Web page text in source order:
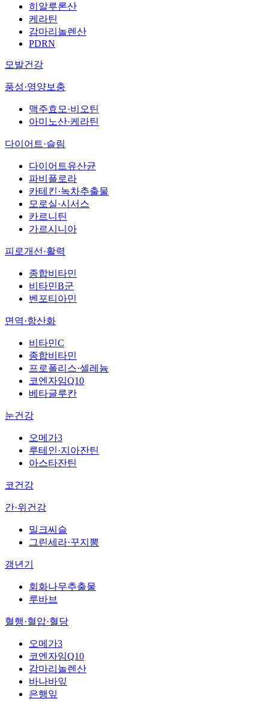
히알루론산
케라틴
감마리놀렌산
PDRN
모발건강
풍성·영양보충
맥주효모·비오틴
아미노산·케라틴
다이어트·슬림
다이어트유산균
파비플로라
카테킨·녹차추출물
모로실·시서스
카르니틴
가르시니아
피로개선·활력
종합비타민
비타민B군
벤포티아민
면역·항산화
비타민C
종합비타민
프로폴리스·셀레늄
코엔자임Q10
베타글루칸
눈건강
오메가3
루테인·지아잔틴
아스타잔틴
코건강
간·위건강
밀크씨슬
그린세라·꾸지뽕
갱년기
회화나무추출물
루바브
혈행·혈압·혈당
오메가3
코엔자임Q10
감마리놀렌산
바나바잎
은행잎